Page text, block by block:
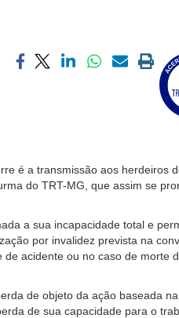
Compartilhar
Imprimir
página
é a transmissão aos herdeiros
do TRT-MG, que assim se
a sua incapacidade total e
por invalidez prevista na
acidente ou no caso de morte
de objeto da ação baseada na
de sua capacidade para o